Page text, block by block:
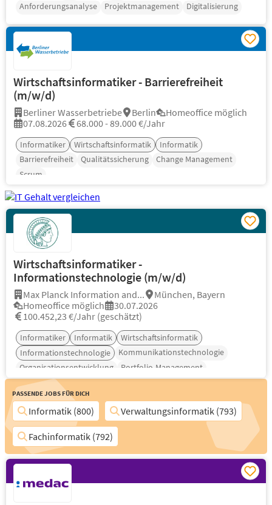
Anforderungsanalyse
Projektmanagement Digitalisierung
Wirtschaftsinformatiker - Barrierefreiheit
(m/w/d)
Berliner Wasserbetriebe Berlin
Homeoffice möglich
07.08.2026
68.000 - 89.000 €/Jahr
Informatiker Wirtschaftsinformatik
Informatik
Barrierefreiheit
Qualitätssicherung
Change Management
Scrum
Wirtschaftsinformatiker -
Informationstechnologie (m/w/d)
Max Planck Information and...
München, Bayern
Homeoffice möglich
30.07.2026
100.452,23 €/Jahr (geschätzt)
Informatiker Informatik
Wirtschaftsinformatik
Informationstechnologie
Kommunikationstechnologie
Organisationsentwicklung
Portfolio-Management
Passende Jobs für Dich
Informatik (800)
Verwaltungsinformatik (793)
Fachinformatik (792)